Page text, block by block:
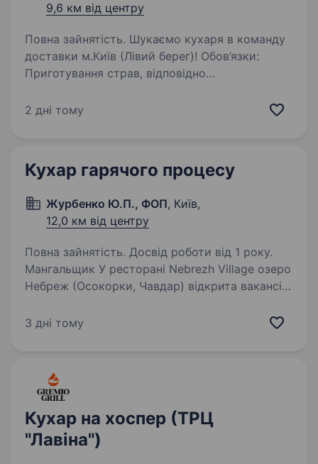
9,6 км від центру
Повна зайнятість. Шукаємо кухаря в команду
доставки м.Київ (Лівий берег)! Обов’язки:
Приготування страв, відповідно
та контроль якості замовлень перед
2 дні тому
Кухар гарячого процесу
Журбенко Ю.П., ФОП, Київ,
12,0 км від центру
Повна зайнятість. Досвід роботи від 1 року.
Мангальщик У ресторані Nebrezh Village озеро
Небреж (Осокорки, Чавдар) відкрита вакансія
ідеального кандидата — від 1 року (тобто для
3 дні тому
Кухар на хоспер (ТРЦ
"Лавіна")